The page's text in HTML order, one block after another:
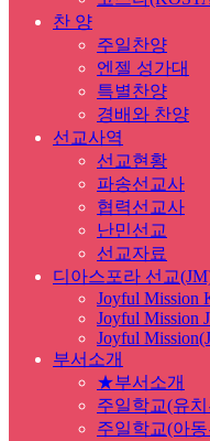
찬 양
주일찬양
엔젤 성가대
특별찬양
경배와 찬양
선교사역
선교현황
파송선교사
협력선교사
난민선교
선교자료
디아스포라 선교
Joyful Mission
Joyful Mission
Joyful
부서소개
★부서소개
주일학교(유
주일학교(아